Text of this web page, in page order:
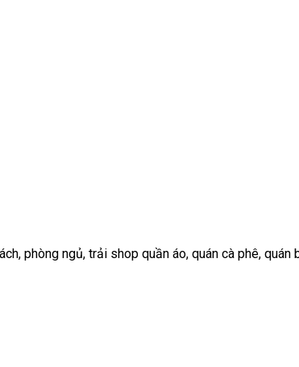
phòng ngủ, trải shop quần áo, quán cà phê, quán